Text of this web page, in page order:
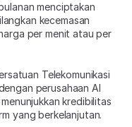
menciptakan
kecemasan
per menit atau per
Telekomunikasi
perusahaan AI
kredibilitas
yang berkelanjutan.